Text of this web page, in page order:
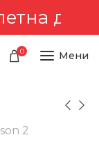
0 Мени
2